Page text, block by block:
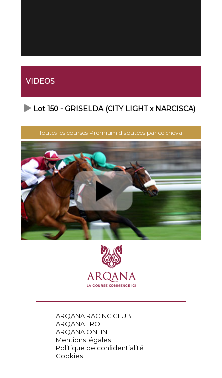
VIDEOS
Lot 150 - GRISELDA (CITY LIGHT x NARCISCA)
Toutes les courses Premium disputées par ce cheval
ARQANA RACING CLUB
ARQANA TROT
ARQANA ONLINE
Mentions légales
Politique de confidentialité
Cookies